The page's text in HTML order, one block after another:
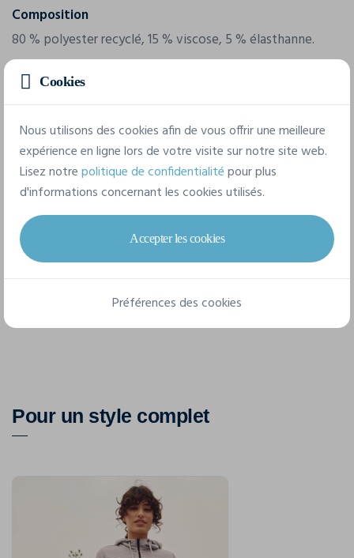
Composition
80 % polyester recyclé, 15 % viscose, 5 % élasthanne.
12 tailles disponibles
36/S 38/M 40/L 42/XL 44/XXL
34/XS XS S M L
Pour un style complet
Cookies
Nous utilisons des cookies afin de vous offrir une meilleure
expérience en ligne lors de votre visite sur notre site web.
Lisez notrepolitique de confidentialitépour plus
d'informations concernant les cookies utilisés.
Accepter les cookies
Préférences des cookies